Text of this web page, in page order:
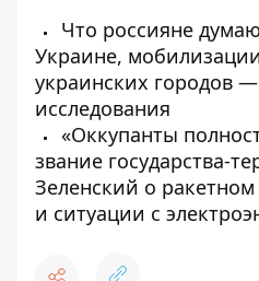
Что россияне
Украине,
украинских городов
исследования
«Оккупанты
звание государства-
Зеленский о
и ситуации с